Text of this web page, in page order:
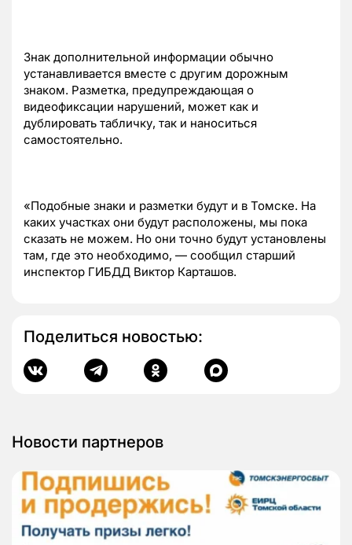
Знак дополнительной информации обычно
устанавливается вместе с другим дорожным
знаком. Разметка, предупреждающая о
видеофиксации нарушений, может как и
дублировать табличку, так и наноситься
самостоятельно.
«Подобные знаки и разметки будут и в Томске. На
каких участках они будут расположены, мы пока
сказать не можем. Но они точно будут установлены
там, где это необходимо, — сообщил старший
инспектор ГИБДД Виктор Карташов.
Поделиться новостью:
Новости партнеров